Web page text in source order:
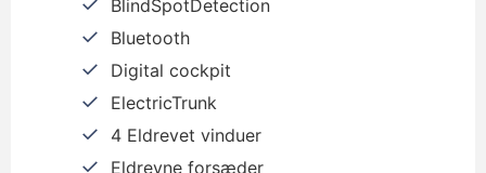
BlindSpotDetection
Bluetooth
Digital cockpit
ElectricTrunk
4 Eldrevet vinduer
Eldrevne forsæder